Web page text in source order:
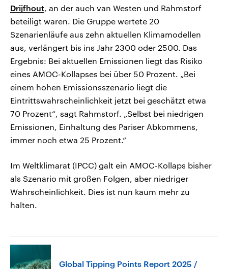
Drijfhout , an der auch van Westen und Rahmstorf
beteiligt waren. Die Gruppe wertete 20
Szenarienläufe aus zehn aktuellen Klimamodellen
aus, verlängert bis ins Jahr 2300 oder 2500. Das
Ergebnis: Bei aktuellen Emissionen liegt das Risiko
eines AMOC-Kollapses bei über 50 Prozent. „Bei
einem hohen Emissionsszenario liegt die
Eintrittswahrscheinlichkeit jetzt bei geschätzt etwa
70 Prozent“, sagt Rahmstorf. „Selbst bei niedrigen
Emissionen, Einhaltung des Pariser Abkommens,
immer noch etwa 25 Prozent.“
Im Weltklimarat (IPCC) galt ein AMOC-Kollaps bisher
als Szenario mit großen Folgen, aber niedriger
Wahrscheinlichkeit. Dies ist nun kaum mehr zu
halten.
Global Tipping Points Report 2025